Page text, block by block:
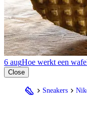
6 augHoe werkt een
Close
Sneakers